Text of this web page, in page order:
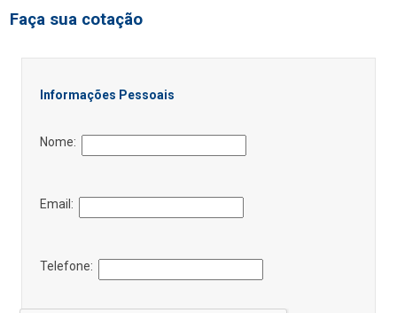
Faça sua cotação
Informações Pessoais
Nome:
Email:
Telefone: